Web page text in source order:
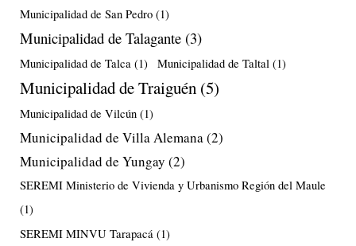
Municipalidad de San Pedro (1)
Municipalidad de Talagante (3)
Municipalidad de Talca (1) Municipalidad de Taltal (1)
Municipalidad de Traiguén (5)
Municipalidad de Vilcún (1)
Municipalidad de Villa Alemana(2)
Municipalidad de Yungay (2)
SEREMI Ministerio de Vivienda y Urbanismo Región del Maule
(1)
SEREMI MINVU Tarapacá (1)